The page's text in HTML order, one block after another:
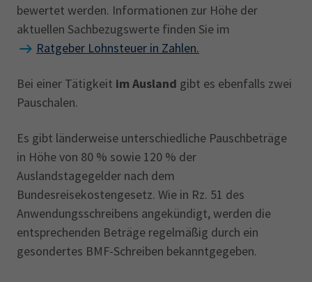
bewertet werden. Informationen zur Höhe der
aktuellen Sachbezugswerte finden Sie im
Ratgeber Lohnsteuer in Zahlen.
Bei einer Tätigkeit im Ausland gibt es ebenfalls zwei
Pauschalen.
Es gibt länderweise unterschiedliche Pauschbeträge
in Höhe von 80 % sowie 120 % der
Auslandstagegelder nach dem
Bundesreisekostengesetz. Wie in Rz. 51 des
Anwendungsschreibens angekündigt, werden die
entsprechenden Beträge regelmäßig durch ein
gesondertes BMF-Schreiben bekanntgegeben.